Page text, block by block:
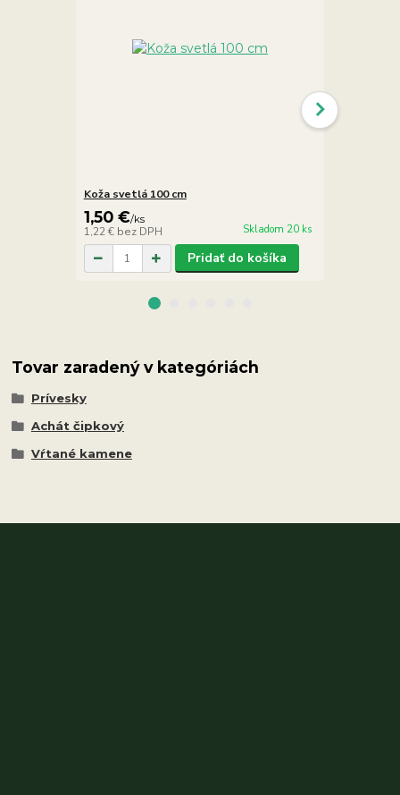
Koža svetlá 100 cm
1,50 €/ks
1,22 € bez DPH Skladom 20 ks
Pridať do košíka
Tovar zaradený v kategóriách
Prívesky
Achát čipkový
Vŕtané kamene